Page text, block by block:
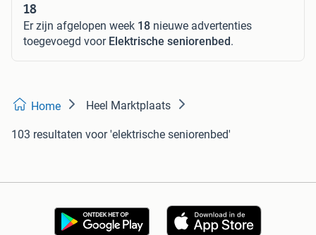
18
Er zijn afgelopen week 18 nieuwe advertenties
toegevoegd voor Elektrische seniorenbed.
Home Heel Marktplaats
103 resultaten voor 'elektrische seniorenbed'